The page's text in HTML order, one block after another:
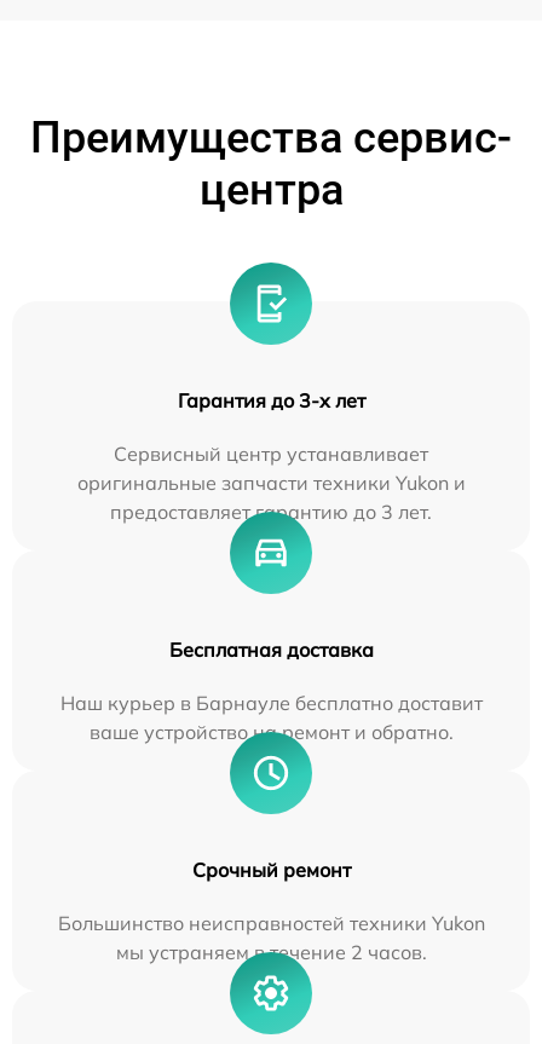
Преимущества сервис-
центра
Гарантия до 3-х лет
Сервисный центр устанавливает
оригинальные запчасти техники Yukon и
предоставляет гарантию до 3 лет.
Бесплатная доставка
Наш курьер в Барнауле бесплатно доставит
ваше устройство на ремонт и обратно.
Срочный ремонт
Большинство неисправностей техники Yukon
мы устраняем в течение 2 часов.